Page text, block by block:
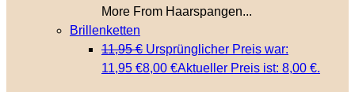
More From Haarspangen...
Brillenketten
11,95€ Ursprünglicher Preis war:
11,95 €8,00 €Aktueller Preis ist: 8,00 €.